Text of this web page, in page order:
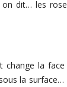
dit… les
change la
la